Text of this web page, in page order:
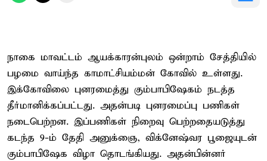
நாகை மாவட்டம் ஆயக்காரன்புலம் ஒன்றாம் சேத்தியில்
பழமை வாய்ந்த காமாட்சியம்மன் கோவில் உள்ளது.
இக்கோவிலை புனரமைத்து கும்பாபிஷேகம் நடத்த
தீர்மானிக்கப்பட்டது. அதன்படி புனரமைப்பு பணிகள்
நடைபெற்றன. இப்பணிகள் நிறைவு பெற்றதையடுத்து
கடந்த 9-ம் தேதி அனுக்ஞை, விக்னேஷ்வர பூஜையுடன்
கும்பாபிஷேக விழா தொடங்கியது. அதன்பின்னர்